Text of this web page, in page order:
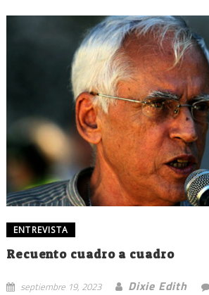
ENTREVISTA
Recuento cuadro a cuadro
septiembre 19, 2023 Dixie Edith